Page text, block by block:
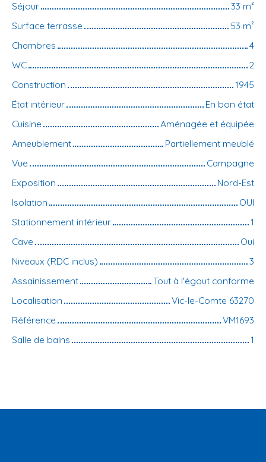
Séjour
33 m²
Surface terrasse
53 m²
Chambres
4
WC
2
Construction
1945
État intérieur
En bon état
Cuisine
Aménagée et équipée
Ameublement
Partiellement meublé
Vue
Campagne
Exposition
Nord-Est
Isolation
OUI
Stationnement intérieur
1
Cave
Oui
Niveaux (RDC inclus)
3
Assainissement
Tout à l'égout conforme
Localisation
Vic-le-Comte 63270
Référence
VM1693
Salle de bains
1